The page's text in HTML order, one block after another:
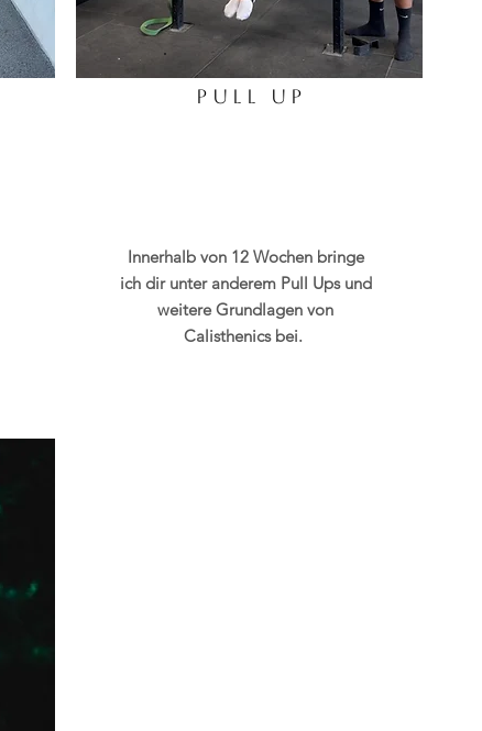
PULL UP
Innerhalb von 12 Wochen bringe
ich dir unter anderem Pull Ups und
weitere Grundlagen von
Calisthenics bei.